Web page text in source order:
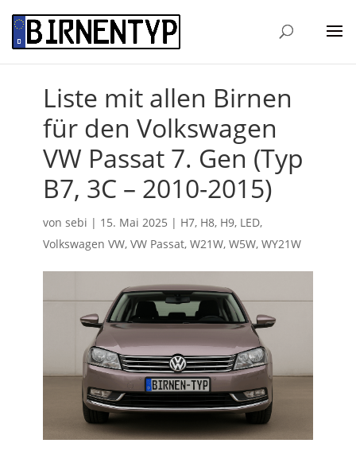
Liste mit allen Birnen
für den Volkswagen
VW Passat 7. Gen (Typ
B7, 3C – 2010-2015)
von sebi | 15. Mai 2025 | H7, H8, H9, LED,
Volkswagen VW, VW Passat, W21W, W5W, WY21W